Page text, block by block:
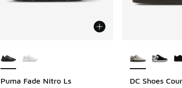
Puma Fade Nitro Ls
BESPAAR € 64 DC Shoes